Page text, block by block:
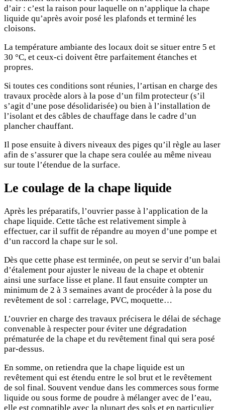
d’air : c’est la raison pour laquelle on n’applique la chape
liquide qu’après avoir posé les plafonds et terminé les
cloisons.
La température ambiante des locaux doit se situer entre 5 et
30 °C, et ceux-ci doivent être parfaitement étanches et
propres.
Si toutes ces conditions sont réunies, l’artisan en charge des
travaux procède alors à la pose d’un film protecteur (s’il
s’agit d’une pose désolidarisée) ou bien à l’installation de
l’isolant et des câbles de chauffage dans le cadre d’un
plancher chauffant.
Il pose ensuite à divers niveaux des piges qu’il règle au laser
afin de s’assurer que la chape sera coulée au même niveau
sur toute l’étendue de la surface.
Le coulage de la chape liquide
Après les préparatifs, l’ouvrier passe à l’application de la
chape liquide. Cette tâche est relativement simple à
effectuer, car il suffit de répandre au moyen d’une pompe et
d’un raccord la chape sur le sol.
Dès que cette phase est terminée, on peut se servir d’un balai
d’étalement pour ajuster le niveau de la chape et obtenir
ainsi une surface lisse et plane. Il faut ensuite compter un
minimum de 2 à 3 semaines avant de procéder à la pose du
revêtement de sol : carrelage, PVC, moquette…
L’ouvrier en charge des travaux précisera le délai de séchage
convenable à respecter pour éviter une dégradation
prématurée de la chape et du revêtement final qui sera posé
par-dessus.
En somme, on retiendra que la chape liquide est un
revêtement qui est étendu entre le sol brut et le revêtement
de sol final. Souvent vendue dans les commerces sous forme
liquide ou sous forme de poudre à mélanger avec de l’eau,
elle est compatible avec la plupart des sols et en particulier